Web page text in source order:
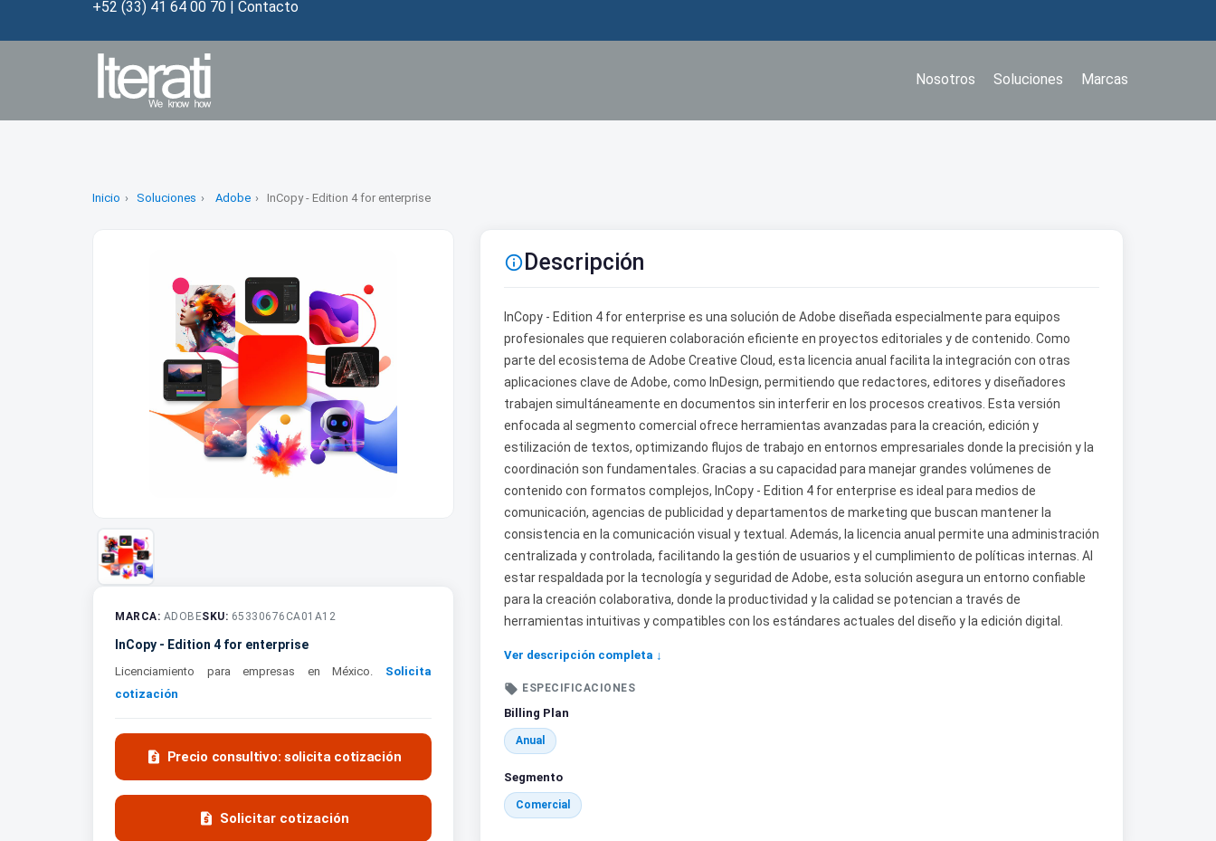
+52 (33) 41 64 00 70 | Contacto
Marcas
Soluciones
Nosotros
Inicio Soluciones Adobe InCopy - Edition 4 for enterprise
MARCA: ADOBESKU: 65330676CA01A12
InCopy - Edition 4 for enterprise
Licenciamiento para empresas en México. Solicita
cotización
 Precio consultivo: solicita cotización
 Solicitar cotización
 Descripción
InCopy - Edition 4 for enterprise es una solución de Adobe diseñada especialmente para equipos
profesionales que requieren colaboración eficiente en proyectos editoriales y de contenido. Como
parte del ecosistema de Adobe Creative Cloud, esta licencia anual facilita la integración con otras
aplicaciones clave de Adobe, como InDesign, permitiendo que redactores, editores y diseñadores
trabajen simultáneamente en documentos sin interferir en los procesos creativos. Esta versión
enfocada al segmento comercial ofrece herramientas avanzadas para la creación, edición y
estilización de textos, optimizando flujos de trabajo en entornos empresariales donde la precisión y la
coordinación son fundamentales. Gracias a su capacidad para manejar grandes volúmenes de
contenido con formatos complejos, InCopy - Edition 4 for enterprise es ideal para medios de
comunicación, agencias de publicidad y departamentos de marketing que buscan mantener la
consistencia en la comunicación visual y textual. Además, la licencia anual permite una administración
centralizada y controlada, facilitando la gestión de usuarios y el cumplimiento de políticas internas. Al
estar respaldada por la tecnología y seguridad de Adobe, esta solución asegura un entorno confiable
para la creación colaborativa, donde la productividad y la calidad se potencian a través de
herramientas intuitivas y compatibles con los estándares actuales del diseño y la edición digital.
Ver descripción completa ↓
 ESPECIFICACIONES
Billing Plan
Anual
Segmento
Comercial